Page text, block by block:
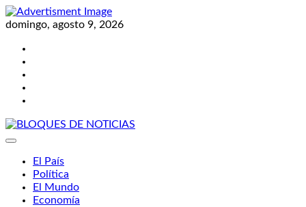
Skip
to
domingo, agosto 9, 2026
El País
Política
El Mundo
Economía